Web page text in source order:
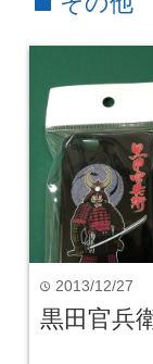
time 2013/12/27
黒田官兵